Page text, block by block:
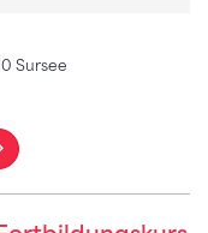
Sursee